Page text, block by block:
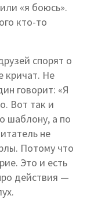
«я боюсь».
кто-то
спорят о
кричат. Не
говорит: «Я
Вот так и
шаблону, а по
не
Потому что
Это и есть
действия —